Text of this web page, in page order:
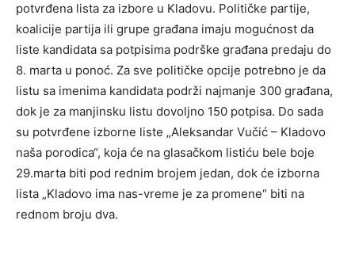
potvrđena lista za izbore u Kladovu. Političke partije,
koalicije partija ili grupe građana imaju mogućnost da
liste kandidata sa potpisima podrške građana predaju do
8. marta u ponoć. Za sve političke opcije potrebno je da
listu sa imenima kandidata podrži najmanje 300 građana,
dok je za manjinsku listu dovoljno 150 potpisa. Do sada
su potvrđene izborne liste „Aleksandar Vučić – Kladovo
naša porodica“, koja će na glasačkom listiću bele boje
29.marta biti pod rednim brojem jedan, dok će izborna
lista „Kladovo ima nas-vreme je za promene“ biti na
rednom broju dva.